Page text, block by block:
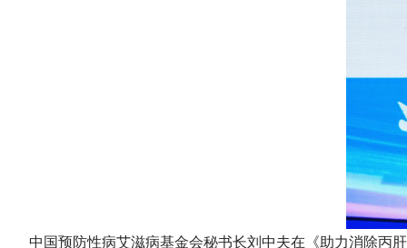
中国预防性病艾滋病基金会秘书长刘中夫在《助力消除丙